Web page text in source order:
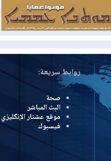
النفط: اتفاقية ثلاثية لاستئناف
التصدير عبر جيهان بطاقة 750 ألف برميل
روابط سريعة:
صحة
البث المباشر
موقع عشتار الإنگليزي
فيسبوك